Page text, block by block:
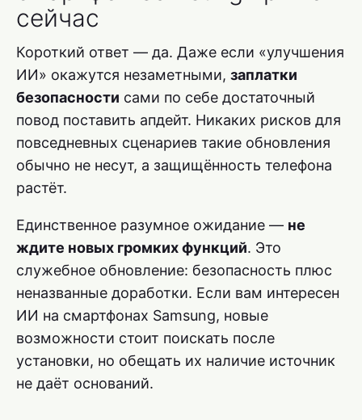
сейчас
Короткий ответ — да. Даже если «улучшения
ИИ» окажутся незаметными, заплатки
безопасности сами по себе достаточный
повод поставить апдейт. Никаких рисков для
повседневных сценариев такие обновления
обычно не несут, а защищённость телефона
растёт.
Единственное разумное ожидание — не
ждите новых громких функций. Это
служебное обновление: безопасность плюс
неназванные доработки. Если вам интересен
ИИ на смартфонах Samsung, новые
возможности стоит поискать после
установки, но обещать их наличие источник
не даёт оснований.